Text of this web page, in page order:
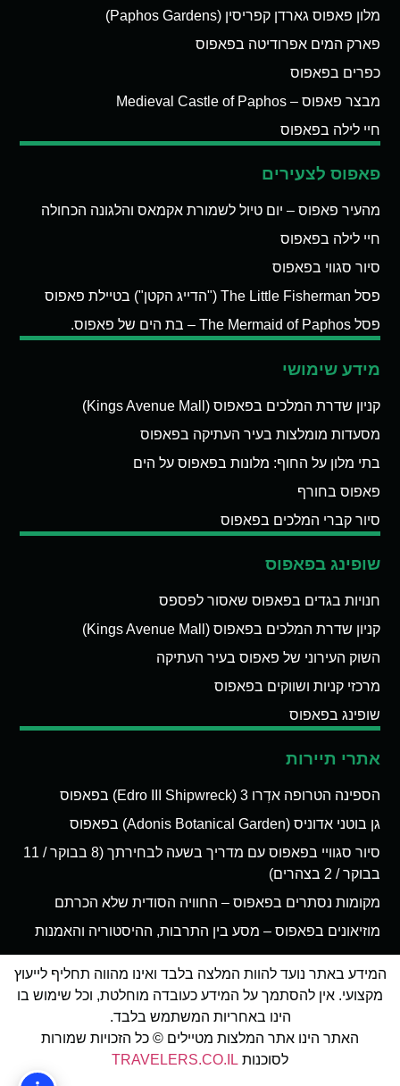
מלון פאפוס גארדן קפריסין (Paphos Gardens)
פארק המים אפרודיטה בפאפוס
כפרים בפאפוס
מבצר פאפוס – Medieval Castle of Paphos
חיי לילה בפאפוס
פאפוס לצעירים
מהעיר פאפוס – יום טיול לשמורת אקמאס והלגונה הכחולה
חיי לילה בפאפוס
סיור סגווי בפאפוס
פסל The Little Fisherman ("הדייג הקטן") בטיילת פאפוס
פסל The Mermaid of Paphos – בת הים של פאפוס.
מידע שימושי
קניון שדרת המלכים בפאפוס (Kings Avenue Mall)
מסעדות מומלצות בעיר העתיקה בפאפוס
בתי מלון על החוף: מלונות בפאפוס על הים
פאפוס בחורף
סיור קברי המלכים בפאפוס
שופינג בפאפוס
חנויות בגדים בפאפוס שאסור לפספס
קניון שדרת המלכים בפאפוס (Kings Avenue Mall)
השוק העירוני של פאפוס בעיר העתיקה
מרכזי קניות ושווקים בפאפוס
שופינג בפאפוס
אתרי תיירות
הספינה הטרופה אדְרו 3 (Edro III Shipwreck) בפאפוס
גן בוטני אדוניס (Adonis Botanical Garden) בפאפוס
סיור סגוויי בפאפוס עם מדריך בשעה לבחירתך (8 בבוקר / 11
בבוקר / 2 בצהרים)
מקומות נסתרים בפאפוס – החוויה הסודית שלא הכרתם
מוזיאונים בפאפוס – מסע בין התרבות, ההיסטוריה והאמנות
המידע באתר נועד להוות המלצה בלבד ואינו מהווה תחליף לייעוץ
מקצועי. אין להסתמך על המידע כעובדה מוחלטת, וכל שימוש בו
הינו באחריות המשתמש בלבד.
האתר הינו אתר המלצות מטיילים © כל הזכויות שמורות
לסוכנות TRAVELERS.CO.IL